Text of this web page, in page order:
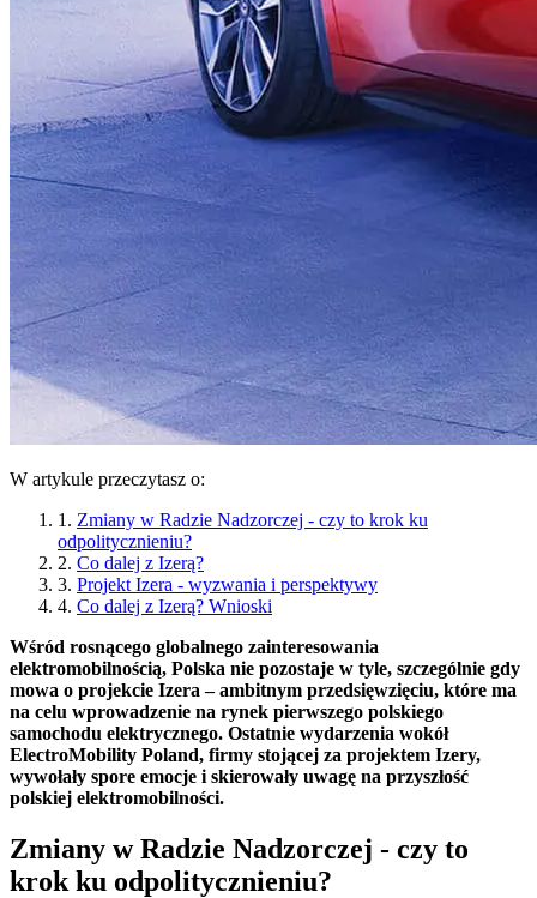
W artykule przeczytasz o:
1. Zmiany w Radzie Nadzorczej - czy to krok ku
odpolitycznieniu?
2. Co dalej z Izerą?
3. Projekt Izera - wyzwania i perspektywy
4. Co dalej z Izerą? Wnioski
Wśród rosnącego globalnego zainteresowania
elektromobilnością, Polska nie pozostaje w tyle, szczególnie gdy
mowa o projekcie Izera – ambitnym przedsięwzięciu, które ma
na celu wprowadzenie na rynek pierwszego polskiego
samochodu elektrycznego. Ostatnie wydarzenia wokół
ElectroMobility Poland, firmy stojącej za projektem Izery,
wywołały spore emocje i skierowały uwagę na przyszłość
polskiej elektromobilności.
Zmiany w Radzie Nadzorczej - czy to
krok ku odpolitycznieniu?